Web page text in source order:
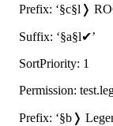
Prefix: ‘§c§l❭
Suffix:
SortPriority: 1
Permission:
Prefix: ‘§b❭